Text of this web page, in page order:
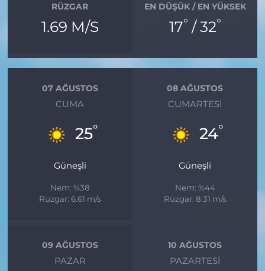
RÜZGAR
1.69 M/S
EN DÜŞÜK / EN YÜKSEK
17° / 32°
07 AĞUSTOS
CUMA
25°
Güneşli
Nem: %38
Rüzgar: 6.61 m/s
08 AĞUSTOS
CUMARTESI
24°
Güneşli
Nem: %44
Rüzgar: 8.31 m/s
09 AĞUSTOS
PAZAR
10 AĞUSTOS
PAZARTESI